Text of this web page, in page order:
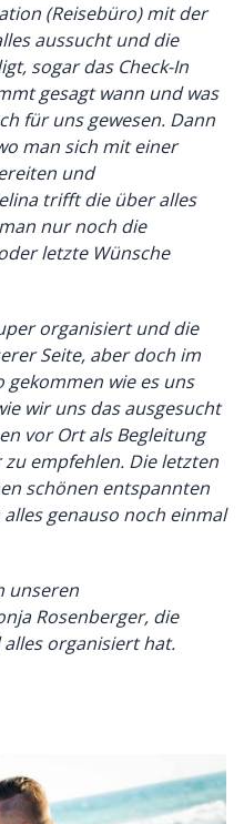
(Reisebüro) mit der
aussucht und die
sogar das Check-In
gesagt wann und was
für uns gewesen. Dann
man sich mit einer
und
trifft die über alles
nur noch die
letzte Wünsche
organisiert und die
Seite, aber doch im
gekommen wie es uns
wir uns das ausgesucht
vor Ort als Begleitung
empfehlen. Die letzten
schönen entspannten
genauso noch einmal
unseren
Rosenberger, die
organisiert hat.